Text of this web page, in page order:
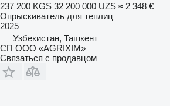
237 200 KGS 32 200 000 UZS ≈ 2 348 €
Опрыскиватель для теплиц
2025
Узбекистан, Ташкент
CП ООО «AGRIXIM»
Связаться с продавцом